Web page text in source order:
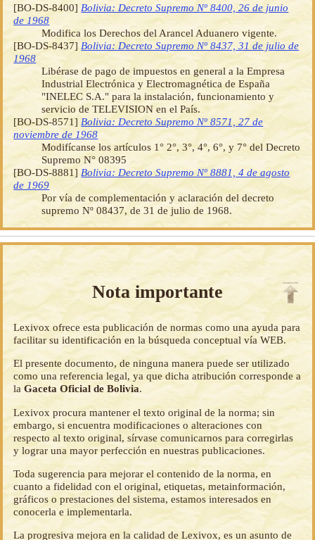
[BO-DS-8400] Bolivia: Decreto Supremo Nº 8400, 26 de junio
de 1968
Modifica los Derechos del Arancel Aduanero vigente.
[BO-DS-8437] Bolivia: Decreto Supremo Nº 8437, 31 de julio de
1968
Libérase de pago de impuestos en general a la Empresa
Industrial Electrónica y Electromagnética de España
"INELEC S.A." para la instalación, funcionamiento y
servicio de TELEVISION en el País.
[BO-DS-8571] Bolivia: Decreto Supremo Nº 8571, 27 de
noviembre de 1968
Modifícanse los artículos 1° 2°, 3°, 4°, 6°, y 7° del Decreto
Supremo N° 08395
[BO-DS-8881] Bolivia: Decreto Supremo Nº 8881, 4 de agosto
de 1969
Por vía de complementación y aclaración del decreto
supremo Nº 08437, de 31 de julio de 1968.
Nota importante
Lexivox ofrece esta publicación de normas como una ayuda para
facilitar su identificación en la búsqueda conceptual vía WEB.
El presente documento, de ninguna manera puede ser utilizado
como una referencia legal, ya que dicha atribución corresponde a
laGaceta Oficial de Bolivia.
Lexivox procura mantener el texto original de la norma; sin
embargo, si encuentra modificaciones o alteraciones con
respecto al texto original, sírvase comunicarnos para corregirlas
y lograr una mayor perfección en nuestras publicaciones.
Toda sugerencia para mejorar el contenido de la norma, en
cuanto a fidelidad con el original, etiquetas, metainformación,
gráficos o prestaciones del sistema, estamos interesados en
conocerla e implementarla.
La progresiva mejora en la calidad de Lexivox, es un asunto de